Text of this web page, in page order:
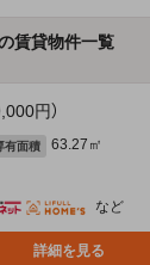
賃貸物件一覧
円）
有面積 63.27㎡
など
詳細を見る